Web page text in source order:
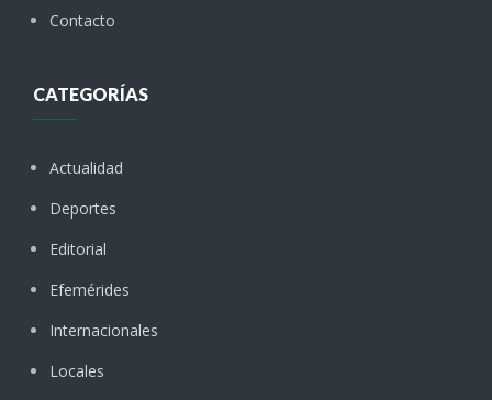
Contacto
CATEGORÍAS
Actualidad
Deportes
Editorial
Efemérides
Internacionales
Locales